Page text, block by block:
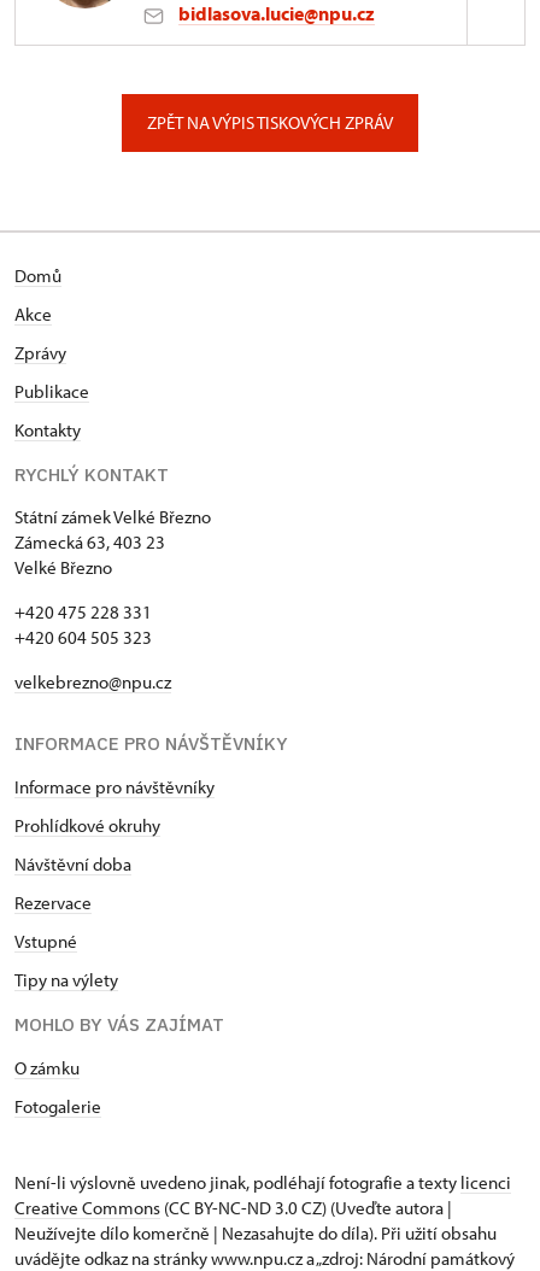
bidlasova.lucie@npu.cz
ZPĚT NA VÝPIS TISKOVÝCH ZPRÁV
Domů
Akce
Zprávy
Publikace
Kontakty
RYCHLÝ KONTAKT
Státní zámek Velké Březno
Zámecká 63, 403 23
Velké Březno
+420 475 228 331
+420 604 505 323
velkebrezno@npu.cz
INFORMACE PRO NÁVŠTĚVNÍKY
Informace pro návštěvníky
Prohlídkové okruhy
Návštěvní doba
Rezervace
Vstupné
Tipy na výlety
MOHLO BY VÁS ZAJÍMAT
O zámku
Fotogalerie
Není-li výslovně uvedeno jinak, podléhají fotografie a texty licenci
Creative Commons (CC BY-NC-ND 3.0 CZ) (Uveďte autora |
Neužívejte dílo komerčně | Nezasahujte do díla). Při užití obsahu
uvádějte odkaz na stránky www.npu.cz a „zdroj: Národní památkový